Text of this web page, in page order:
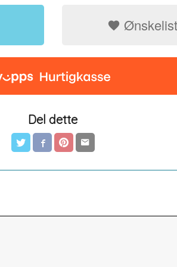
Del dette